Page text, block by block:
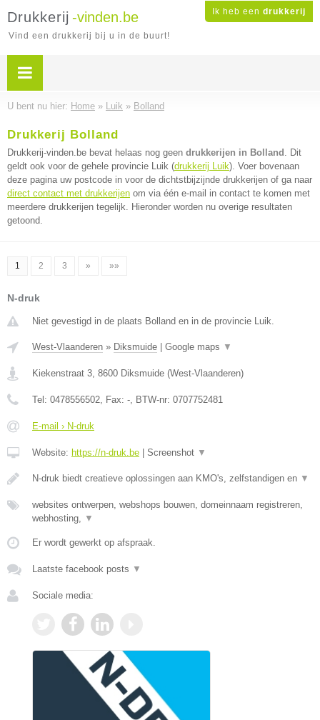
Ik heb een drukkerij
Drukkerij -vinden.be
Vind een drukkerij bij u in de buurt!
U bent nu hier: Home » Luik » Bolland
Drukkerij Bolland
Drukkerij-vinden.be bevat helaas nog geen drukkerijen in Bolland . Dit
geldt ook voor de gehele provincie Luik (drukkerij Luik). Voer bovenaan
deze pagina uw postcode in voor de dichtstbijzijnde drukkerijen of ga naar
direct contact met drukkerijen om via één e-mail in contact te komen met
meerdere drukkerijen tegelijk. Hieronder worden nu overige resultaten
getoond.
1 2 3 » »»
N-druk
Niet gevestigd in de plaats Bolland en in de provincie Luik.
West-Vlaanderen » Diksmuide Google maps ▼
Kiekenstraat 3, 8600 Diksmuide (West-Vlaanderen)
Tel: 0478556502, Fax: -, BTW-nr: 0707752481
E-mail › N-druk
Website: https://n-druk.be Screenshot ▼
N-druk biedt creatieve oplossingen aan KMO's, zelfstandigen en ▼
websites ontwerpen, webshops bouwen, domeinnaam registreren,
webhosting, ▼
Er wordt gewerkt op afspraak.
Laatste facebook posts ▼
Sociale media: